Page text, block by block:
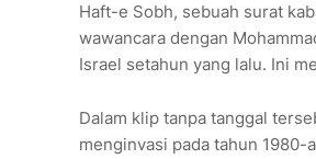
Haft-e Sobh, sebuah surat
wawancara dengan
Israel setahun yang lalu. Ini
Dalam klip tanpa tanggal
menginvasi pada tahun